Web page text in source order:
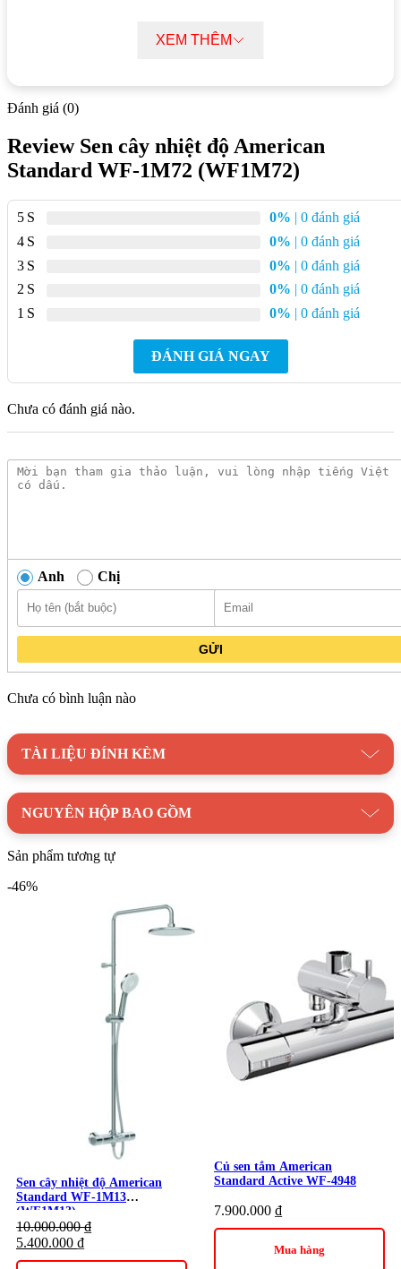
Bản vẽ kích thước Sen cây nhiệt độ American Standard WF-1M72
XEM THÊM
Đánh giá (0)
Review Sen cây nhiệt độ American
Standard WF-1M72 (WF1M72)
5 0% | 0 đánh giá
4
0% | 0 đánh giá
3
0% | 0 đánh giá
2
0% | 0 đánh giá
1
0% | 0 đánh giá
ĐÁNH GIÁ NGAY
Chưa có đánh giá nào.
Anh Chị
GỬI
Chưa có bình luận nào
TÀI LIỆU ĐÍNH KÈM
NGUYÊN HỘP BAO GỒM
Sản phẩm tương tự
-46%
Sen cây nhiệt độ American
Standard WF-1M13
(WF1M13)
10.000.000₫
5.400.000 ₫
Củ sen tắm American
Standard Active WF-4948
7.900.000 ₫
Mua hàng